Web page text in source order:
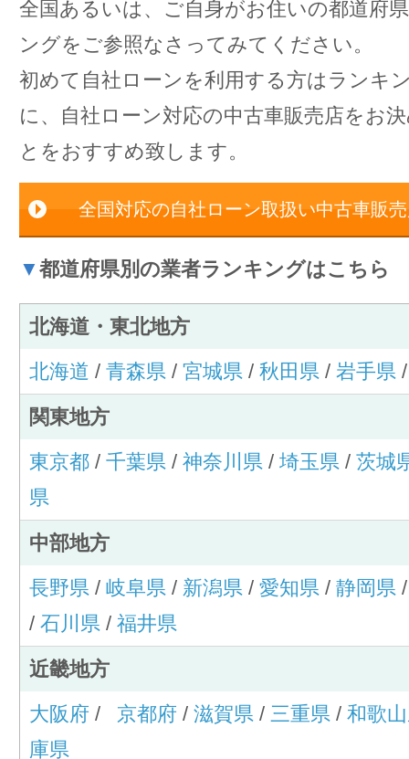
全国あるいは、ご自身がお住いの都道府
ングをご参照なさってみてください。
初めて自社ローンを利用する方はランキ
に、自社ローン対応の中古車販売店をお
とをおすすめ致します。
全国対応の自社ローン取扱い中古車販
▼ 都道府県別の業者ランキングはこちら
北海道・東北地方
北海道 / 青森県/ 宮城県/ 秋田県/ 岩手県
関東地方
東京都/ 千葉県/ 神奈川県/ 埼玉県/ 茨城
県
中部地方
長野県/ 岐阜県/ 新潟県/ 愛知県/ 静岡県
/ 石川県/ 福井県
近畿地方
大阪府 / 京都府 / 滋賀県/ 三重県/ 和歌
庫県